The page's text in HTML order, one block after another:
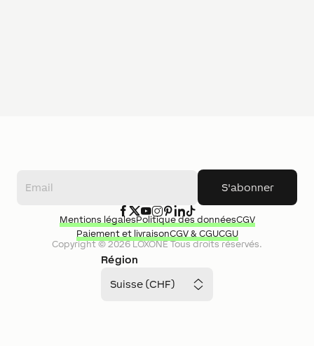
S'abonner
Région
Suisse (CHF)
Copyright ©2026LOXONETous droits réservés.
Mentions légalesPolitique des donnéesCGV
Paiement et livraisonCGV & CGUCGU